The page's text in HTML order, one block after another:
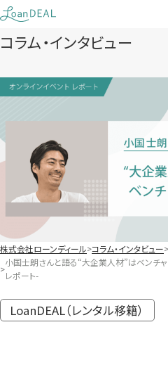
Skip
to
content
コラム・インタビュー
株式会社ローンディール コラム・インタビュー
小国士朗さんと語る“大企業人材”はベンチ
レポート-
LoanDEAL（レンタル移籍）